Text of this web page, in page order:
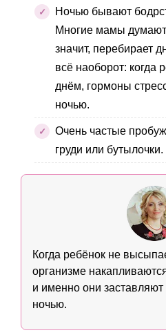
Ночью бывают
Многие мамы
значит, перебирает
всё наоборот: когда
днём, гормоны
ночью.
Очень частые
груди или бутылочки.
Когда ребёнок не
организме
и именно они заставляют
ночью.